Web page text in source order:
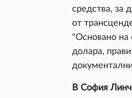
средства, за
от
"Основано на
долара,
В София